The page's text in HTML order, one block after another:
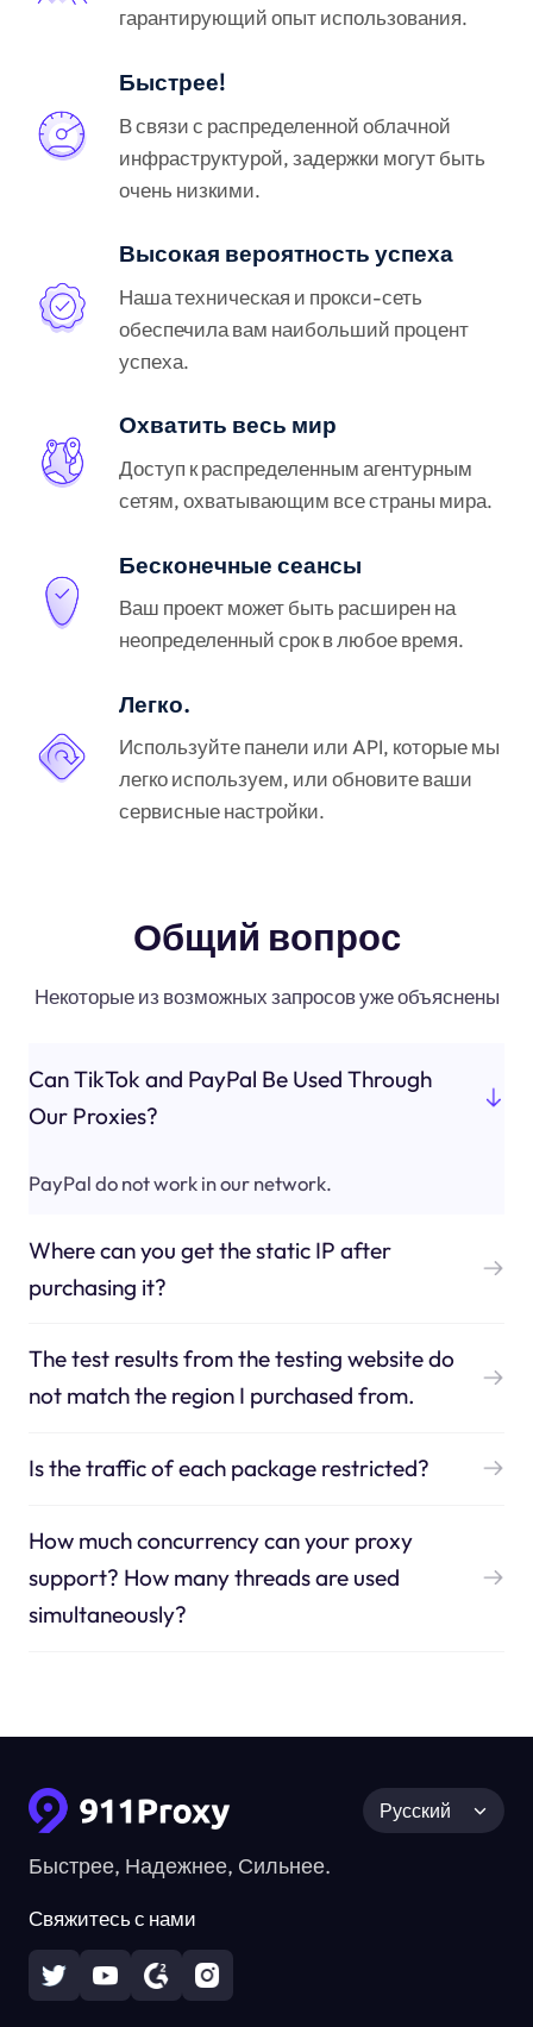
гарантирующий опыт использования.
Быстрее!
В связи с распределенной облачной
инфраструктурой, задержки могут быть
очень низкими.
Высокая вероятность успеха
Наша техническая и прокси-сеть
обеспечила вам наибольший процент
успеха.
Охватить весь мир
Доступ к распределенным агентурным
сетям, охватывающим все страны мира.
Бесконечные сеансы
Ваш проект может быть расширен на
неопределенный срок в любое время.
Легко.
Используйте панели или API, которые мы
легко используем, или обновите ваши
сервисные настройки.
Общий вопрос
Некоторые из возможных запросов уже объяснены
Can TikTok and PayPal Be Used Through
Our Proxies?
PayPal do not work in our network.
Where can you get the static IP after
purchasing it?
The test results from the testing website do
not match the region I purchased from.
Is the traffic of each package restricted?
How much concurrency can your proxy
support? How many threads are used
simultaneously?
Быстрее, Надежнее, Сильнее.
Свяжитесь с нами
Русский